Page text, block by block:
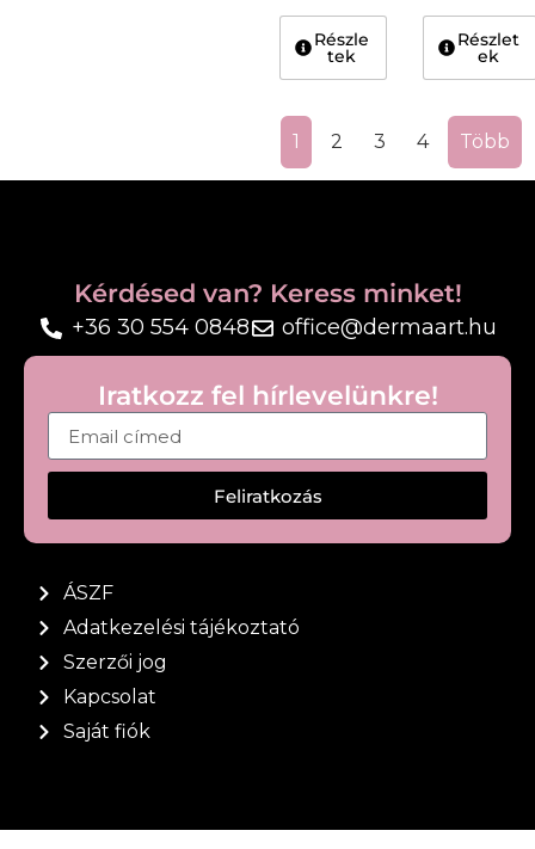
Részle
tek
Részlet
ek
1 2 3 4 Több
Iratkozz fel hírlevelünkre!
Feliratkozás
Kérdésed van? Keress minket!
+36 30 554 0848 office@dermaart.hu
ÁSZF
Adatkezelési tájékoztató
Szerzői jog
Kapcsolat
Saját fiók